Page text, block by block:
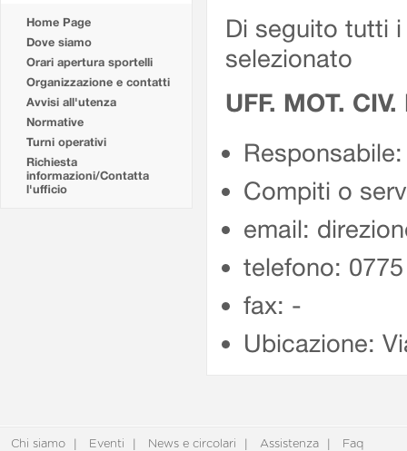
Home Page
Dove siamo
Orari apertura sportelli
Organizzazione e contatti
Avvisi all'utenza
Normative
Turni operativi
Richiesta
informazioni/Contatta
l'ufficio
Di seguito tutti
selezionato
UFF. MOT.
Compiti o
email:
telefono:
fax: -
Ubicazione:
Chi siamo Eventi News e circolari Assistenza Faq